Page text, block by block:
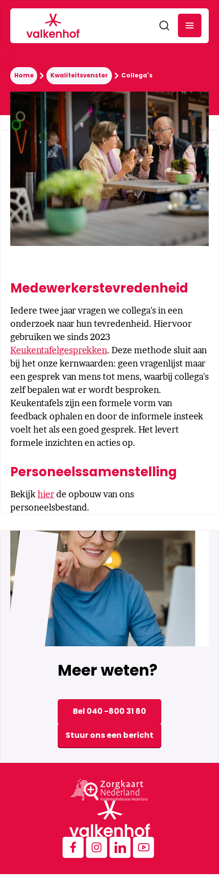
Home Kwaliteitsvenster Collega's
Collega's
Wie er hier werken en waar het over gaat
Medewerkerstevredenheid
Iedere twee jaar vragen we collega's in een
onderzoek naar hun tevredenheid. Hiervoor
gebruiken we sinds 2023
Keukentafelgesprekken. Deze methode sluit aan
bij het onze kernwaarden: geen vragenlijst maar
een gesprek van mens tot mens, waarbij collega's
zelf bepalen wat er wordt besproken.
Keukentafels zijn een formele vorm van
feedback ophalen en door de informele insteek
voelt het als een goed gesprek. Het levert
formele inzichten en acties op.
Personeelssamenstelling
Bekijkhierde opbouw van ons
personeelsbestand.
Meer weten?
Bel 040 -800 31 80
Stuur ons een bericht